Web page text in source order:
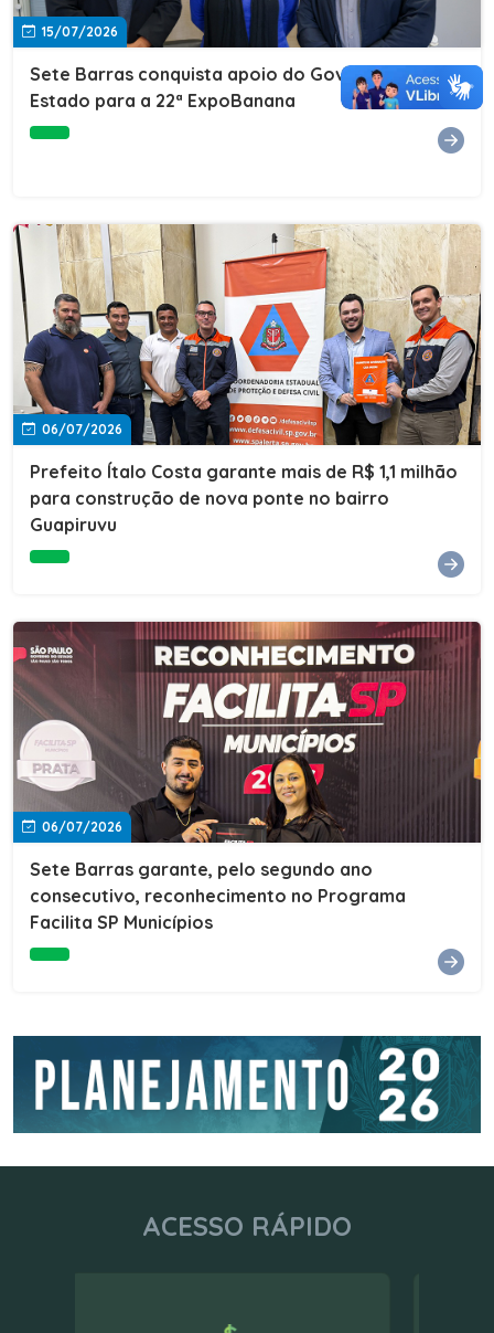
15/07/2026
Sete Barras conquista apoio do Governo do
Estado para a 22ª ExpoBanana
06/07/2026
Prefeito Ítalo Costa garante mais de R$ 1,1 milhão
para construção de nova ponte no bairro
Guapiruvu
06/07/2026
Sete Barras garante, pelo segundo ano
consecutivo, reconhecimento no Programa
Facilita SP Municípios
ACESSO RÁPIDO